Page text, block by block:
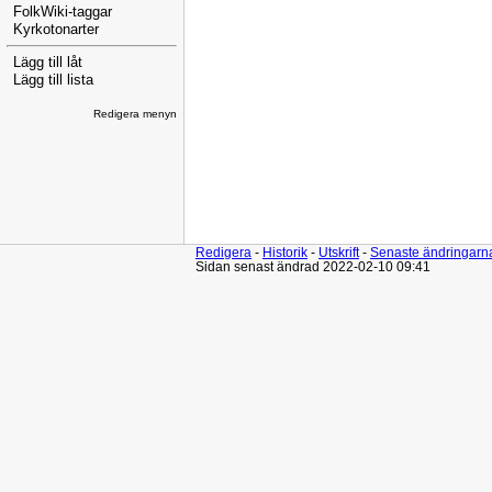
FolkWiki-taggar
Kyrkotonarter
Lägg till låt
Lägg till lista
Redigera menyn
Redigera - Historik - Utskrift- Senaste
Sidan senast ändrad 2022-02-10 09:41